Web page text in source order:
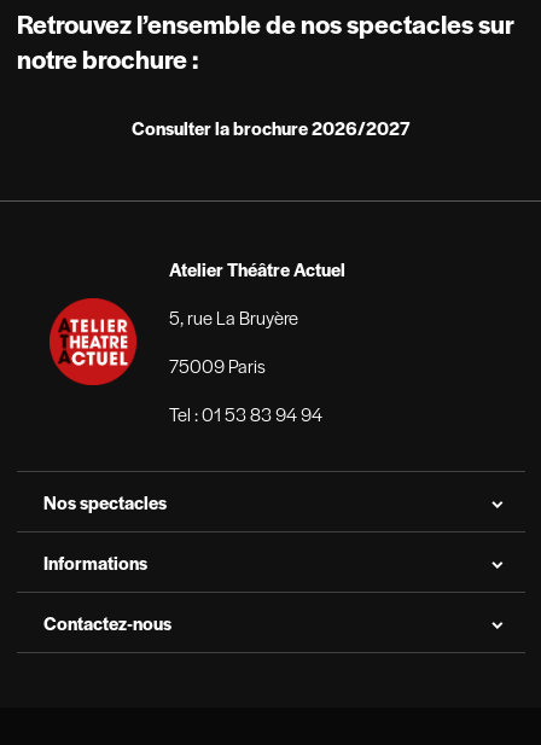
Retrouvez l’ensemble de nos spectacles sur
notre brochure :
Consulter la brochure 2026/2027
Atelier Théâtre Actuel
5, rue La Bruyère
75009 Paris
Tel : 01 53 83 94 94
Nos spectacles
En tournée
Festival d'Avignon 2025
Informations
Nos partenaires
Contactez-nous